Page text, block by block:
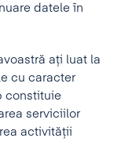
datele în
ați luat la
cu caracter
constituie
serviciilor
activității